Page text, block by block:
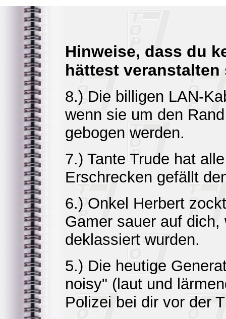
Hinweise, dass du
hättest veranstalten
8.) Die billigen LAN-
wenn sie um den
gebogen werden.
7.) Tante Trude hat
Erschrecken gefällt
6.) Onkel Herbert
Gamer sauer auf
deklassiert wurden.
5.) Die heutige
noisy" (laut und
Polizei bei dir vor der